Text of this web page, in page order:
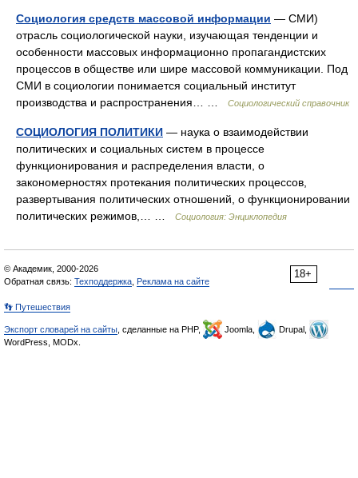
Социология средств массовой информации — СМИ)
отрасль социологической науки, изучающая тенденции и
особенности массовых информационно пропагандистских
процессов в обществе или шире массовой коммуникации. Под
СМИ в социологии понимается социальный институт
производства и распространения… …
Социологический справочник
СОЦИОЛОГИЯ ПОЛИТИКИ — наука о взаимодействии
политических и социальных систем в процессе
функционирования и распределения власти, о
закономерностях протекания политических процессов,
развертывания политических отношений, о функционировании
политических режимов,… …
Социология: Энциклопедия
18+
© Академик, 2000-2026
Обратная связь: Техподдержка Реклама на сайте
👣 Путешествия
Экспорт словарей на сайты , сделанные на PHP, Joomla,
Drupal,
WordPress, MODx.